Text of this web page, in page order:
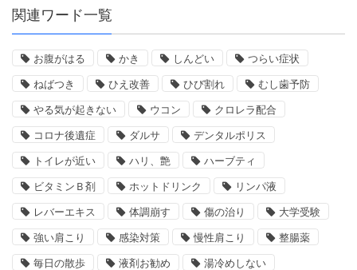
関連ワード一覧
お腹がはる かき しんどい つらい症状
ねばつき ひえ改善 ひび割れ むし歯予防
やる気が起きない ウコン クロレラ配合
コロナ後遺症 ダルサ デンタルポリス
トイレが近い ハリ、艶 ハーブティ
ビタミンＢ剤 ホットドリンク リンパ液
レバーエキス 体調崩す 傷の治り 大学受験
強い肩こり 感染対策 慢性肩こり 整腸薬
毎日の散歩 液剤お勧め 湯冷めしない